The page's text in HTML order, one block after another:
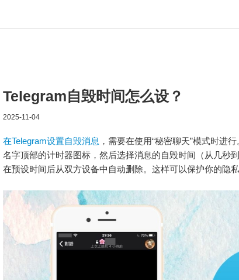
Telegram自毁时间怎么设？
2025-11-04
在Telegram设置自毁消息 ，需要在使用“秘密聊天”模式时进
名字顶部的计时器图标，然后选择消息的自毁时间（从几秒
在预设时间后从双方设备中自动删除。这样可以保护你的隐私